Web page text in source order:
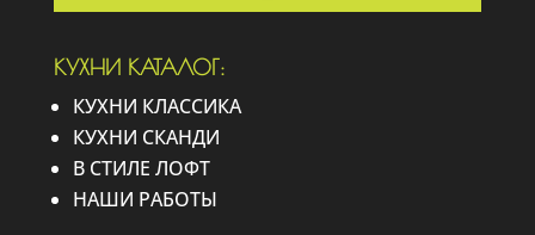
КУХНИ КАТАЛОГ:
КУХНИ КЛАССИКА
КУХНИ СКАНДИ
В СТИЛЕ ЛОФТ
НАШИ РАБОТЫ